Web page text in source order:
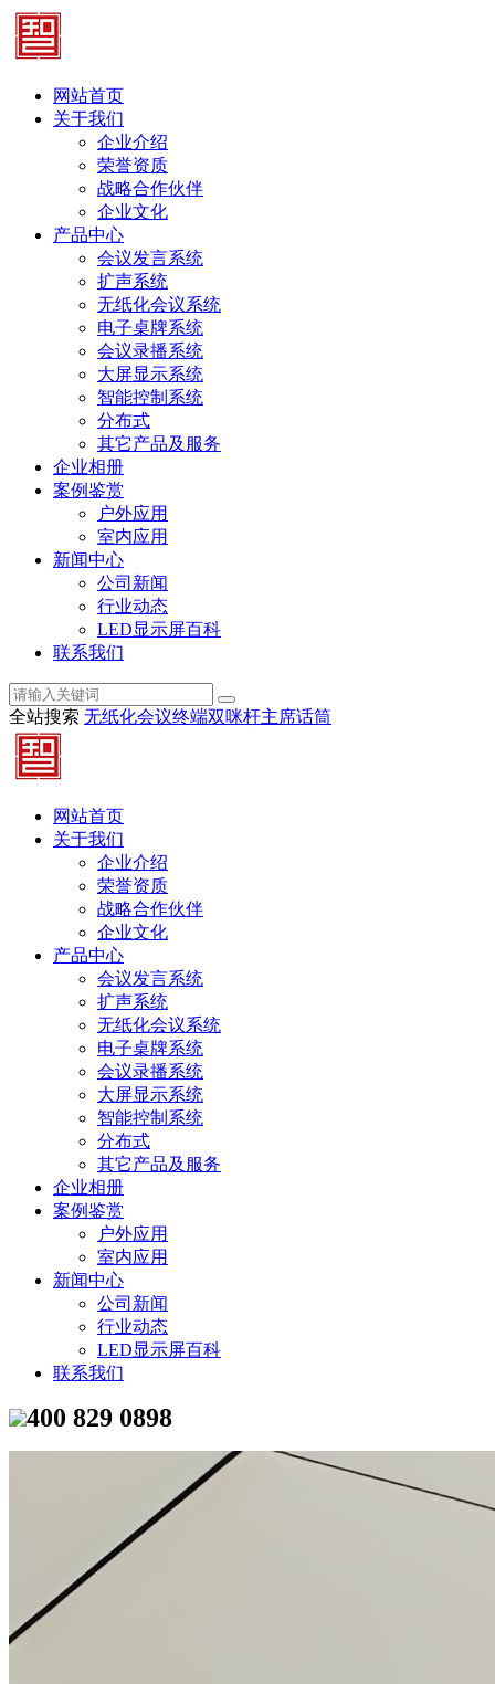
网站首页
关于我们
企业介绍
荣誉资质
战略合作伙伴
企业文化
产品中心
会议发言系统
扩声系统
无纸化会议系统
电子桌牌系统
会议录播系统
大屏显示系统
智能控制系统
分布式
其它产品及服务
企业相册
案例鉴赏
户外应用
室内应用
新闻中心
公司新闻
行业动态
LED显示屏百科
联系我们
全站搜索 无纸化会议终端双咪杆主席话筒
网站首页
关于我们
企业介绍
荣誉资质
战略合作伙伴
企业文化
产品中心
会议发言系统
扩声系统
无纸化会议系统
电子桌牌系统
会议录播系统
大屏显示系统
智能控制系统
分布式
其它产品及服务
企业相册
案例鉴赏
户外应用
室内应用
新闻中心
公司新闻
行业动态
LED显示屏百科
联系我们
400 829 0898